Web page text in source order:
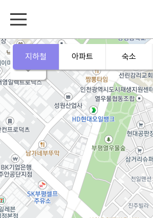
지하철 아파트 숙소